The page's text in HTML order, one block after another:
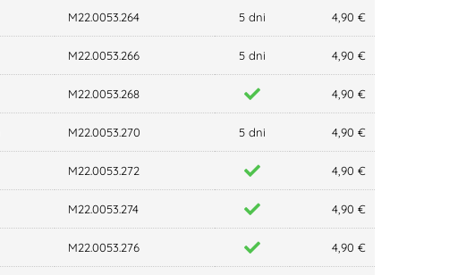
M22.0053.264 5 dni 4,90 €
M22.0053.266 5 dni 4,90 €
M22.0053.268 4,90 €
M22.0053.270 5 dni 4,90 €
M22.0053.272 4,90 €
M22.0053.274 4,90 €
M22.0053.276 4,90 €